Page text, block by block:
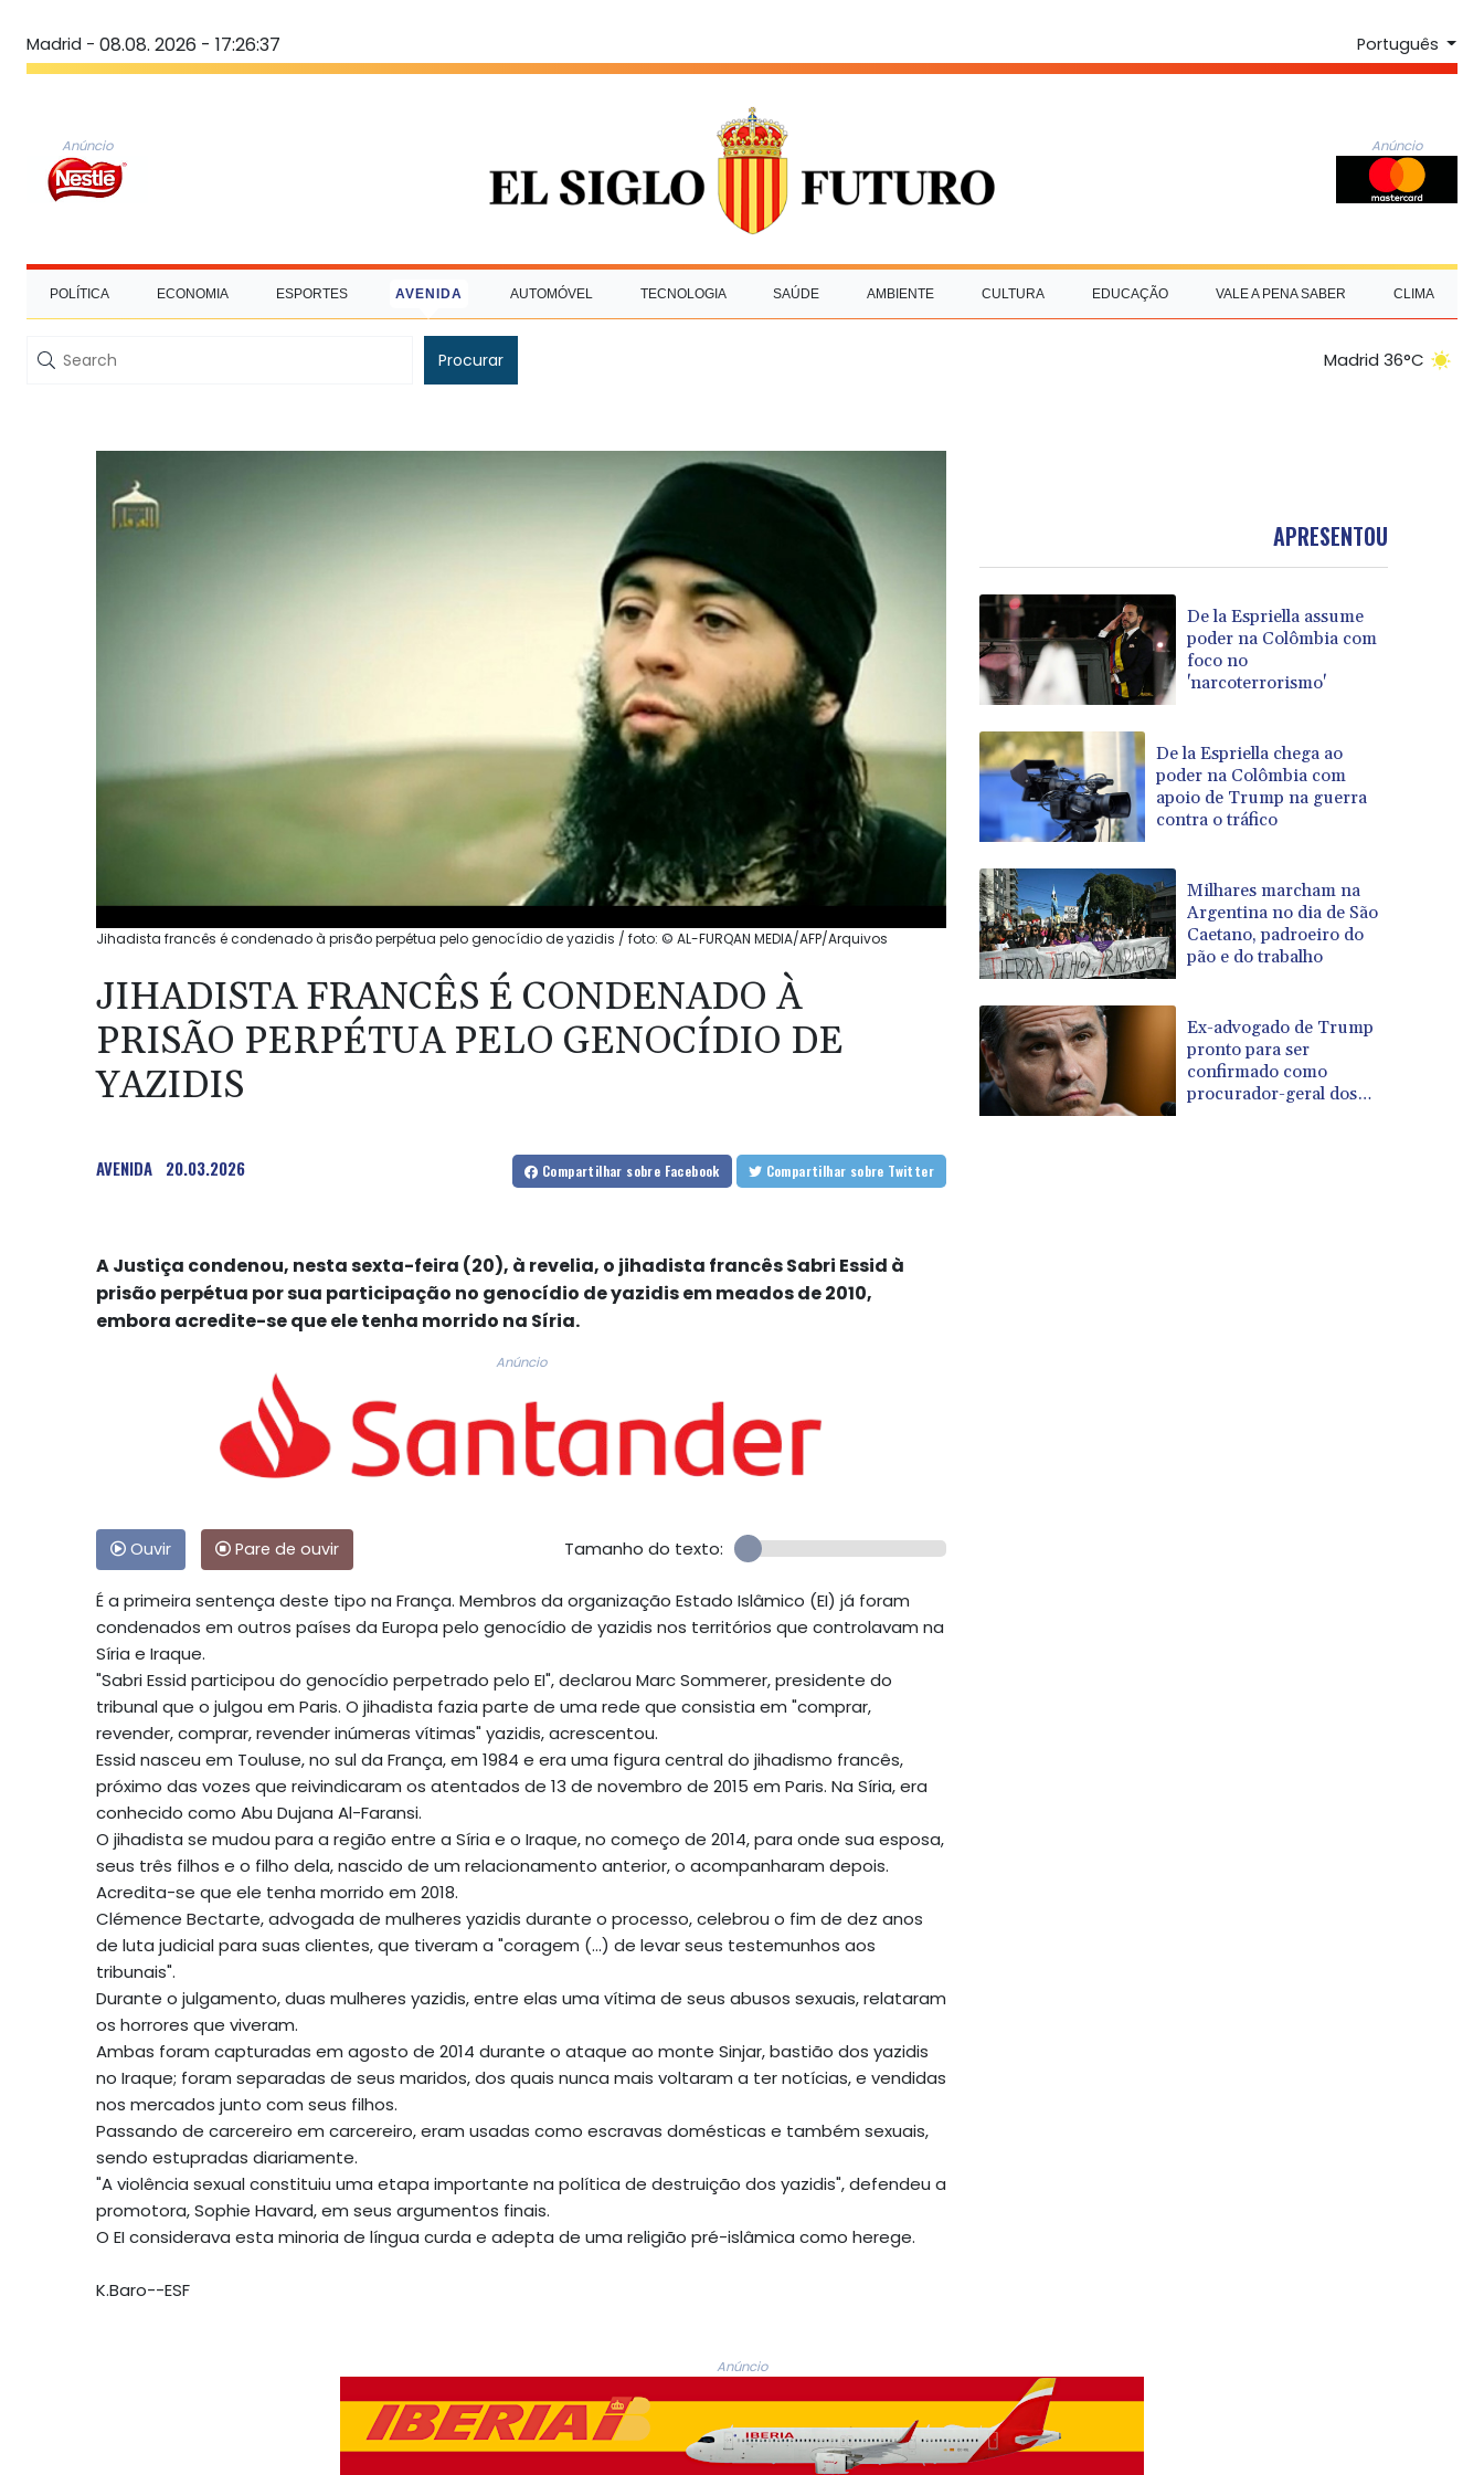
Madrid - 08.08. 2026 - 17:26:38 Português
Anúncio Anúncio
POLÍTICA ECONOMIA ESPORTES AVENIDA AUTOMÓVEL TECNOLOGIA SAÚDE AMBIENTE CULTURA EDUCAÇÃO VALE A PENA SABER CLIMA
Procurar Madrid 36°C
Jihadista francês é condenado à prisão perpétua pelo genocídio de yazidis / foto: © AL-FURQAN MEDIA/AFP/Arquivos
JIHADISTA FRANCÊS É CONDENADO À
PRISÃO PERPÉTUA PELO GENOCÍDIO DE
YAZIDIS
AVENIDA 20.03.2026 Compartilhar sobre Facebook Compartilhar sobre Twitter
A Justiça condenou, nesta sexta-feira (20), à revelia, o jihadista francês Sabri Essid à
prisão perpétua por sua participação no genocídio de yazidis em meados de 2010,
embora acredite-se que ele tenha morrido na Síria.
Anúncio
Ouvir Pare de ouvir Tamanho do texto:
É a primeira sentença deste tipo na França. Membros da organização Estado Islâmico (EI) já foram
condenados em outros países da Europa pelo genocídio de yazidis nos territórios que controlavam na
Síria e Iraque.
"Sabri Essid participou do genocídio perpetrado pelo EI", declarou Marc Sommerer, presidente do
tribunal que o julgou em Paris. O jihadista fazia parte de uma rede que consistia em "comprar,
revender, comprar, revender inúmeras vítimas" yazidis, acrescentou.
Essid nasceu em Touluse, no sul da França, em 1984 e era uma figura central do jihadismo francês,
próximo das vozes que reivindicaram os atentados de 13 de novembro de 2015 em Paris. Na Síria, era
conhecido como Abu Dujana Al-Faransi.
O jihadista se mudou para a região entre a Síria e o Iraque, no começo de 2014, para onde sua esposa,
seus três filhos e o filho dela, nascido de um relacionamento anterior, o acompanharam depois.
Acredita-se que ele tenha morrido em 2018.
Clémence Bectarte, advogada de mulheres yazidis durante o processo, celebrou o fim de dez anos
de luta judicial para suas clientes, que tiveram a "coragem (...) de levar seus testemunhos aos
tribunais".
Durante o julgamento, duas mulheres yazidis, entre elas uma vítima de seus abusos sexuais, relataram
os horrores que viveram.
Ambas foram capturadas em agosto de 2014 durante o ataque ao monte Sinjar, bastião dos yazidis
no Iraque; foram separadas de seus maridos, dos quais nunca mais voltaram a ter notícias, e vendidas
nos mercados junto com seus filhos.
Passando de carcereiro em carcereiro, eram usadas como escravas domésticas e também sexuais,
sendo estupradas diariamente.
"A violência sexual constituiu uma etapa importante na política de destruição dos yazidis", defendeu a
promotora, Sophie Havard, em seus argumentos finais.
O EI considerava esta minoria de língua curda e adepta de uma religião pré-islâmica como herege.
K.Baro--ESF
APRESENTOU
De la Espriella assume
poder na Colômbia com
foco no
'narcoterrorismo'
De la Espriella chega ao
poder na Colômbia com
apoio de Trump na guerra
contra o tráfico
Milhares marcham na
Argentina no dia de São
Caetano, padroeiro do
pão e do trabalho
Ex-advogado de Trump
pronto para ser
confirmado como
procurador-geral dos
Anúncio